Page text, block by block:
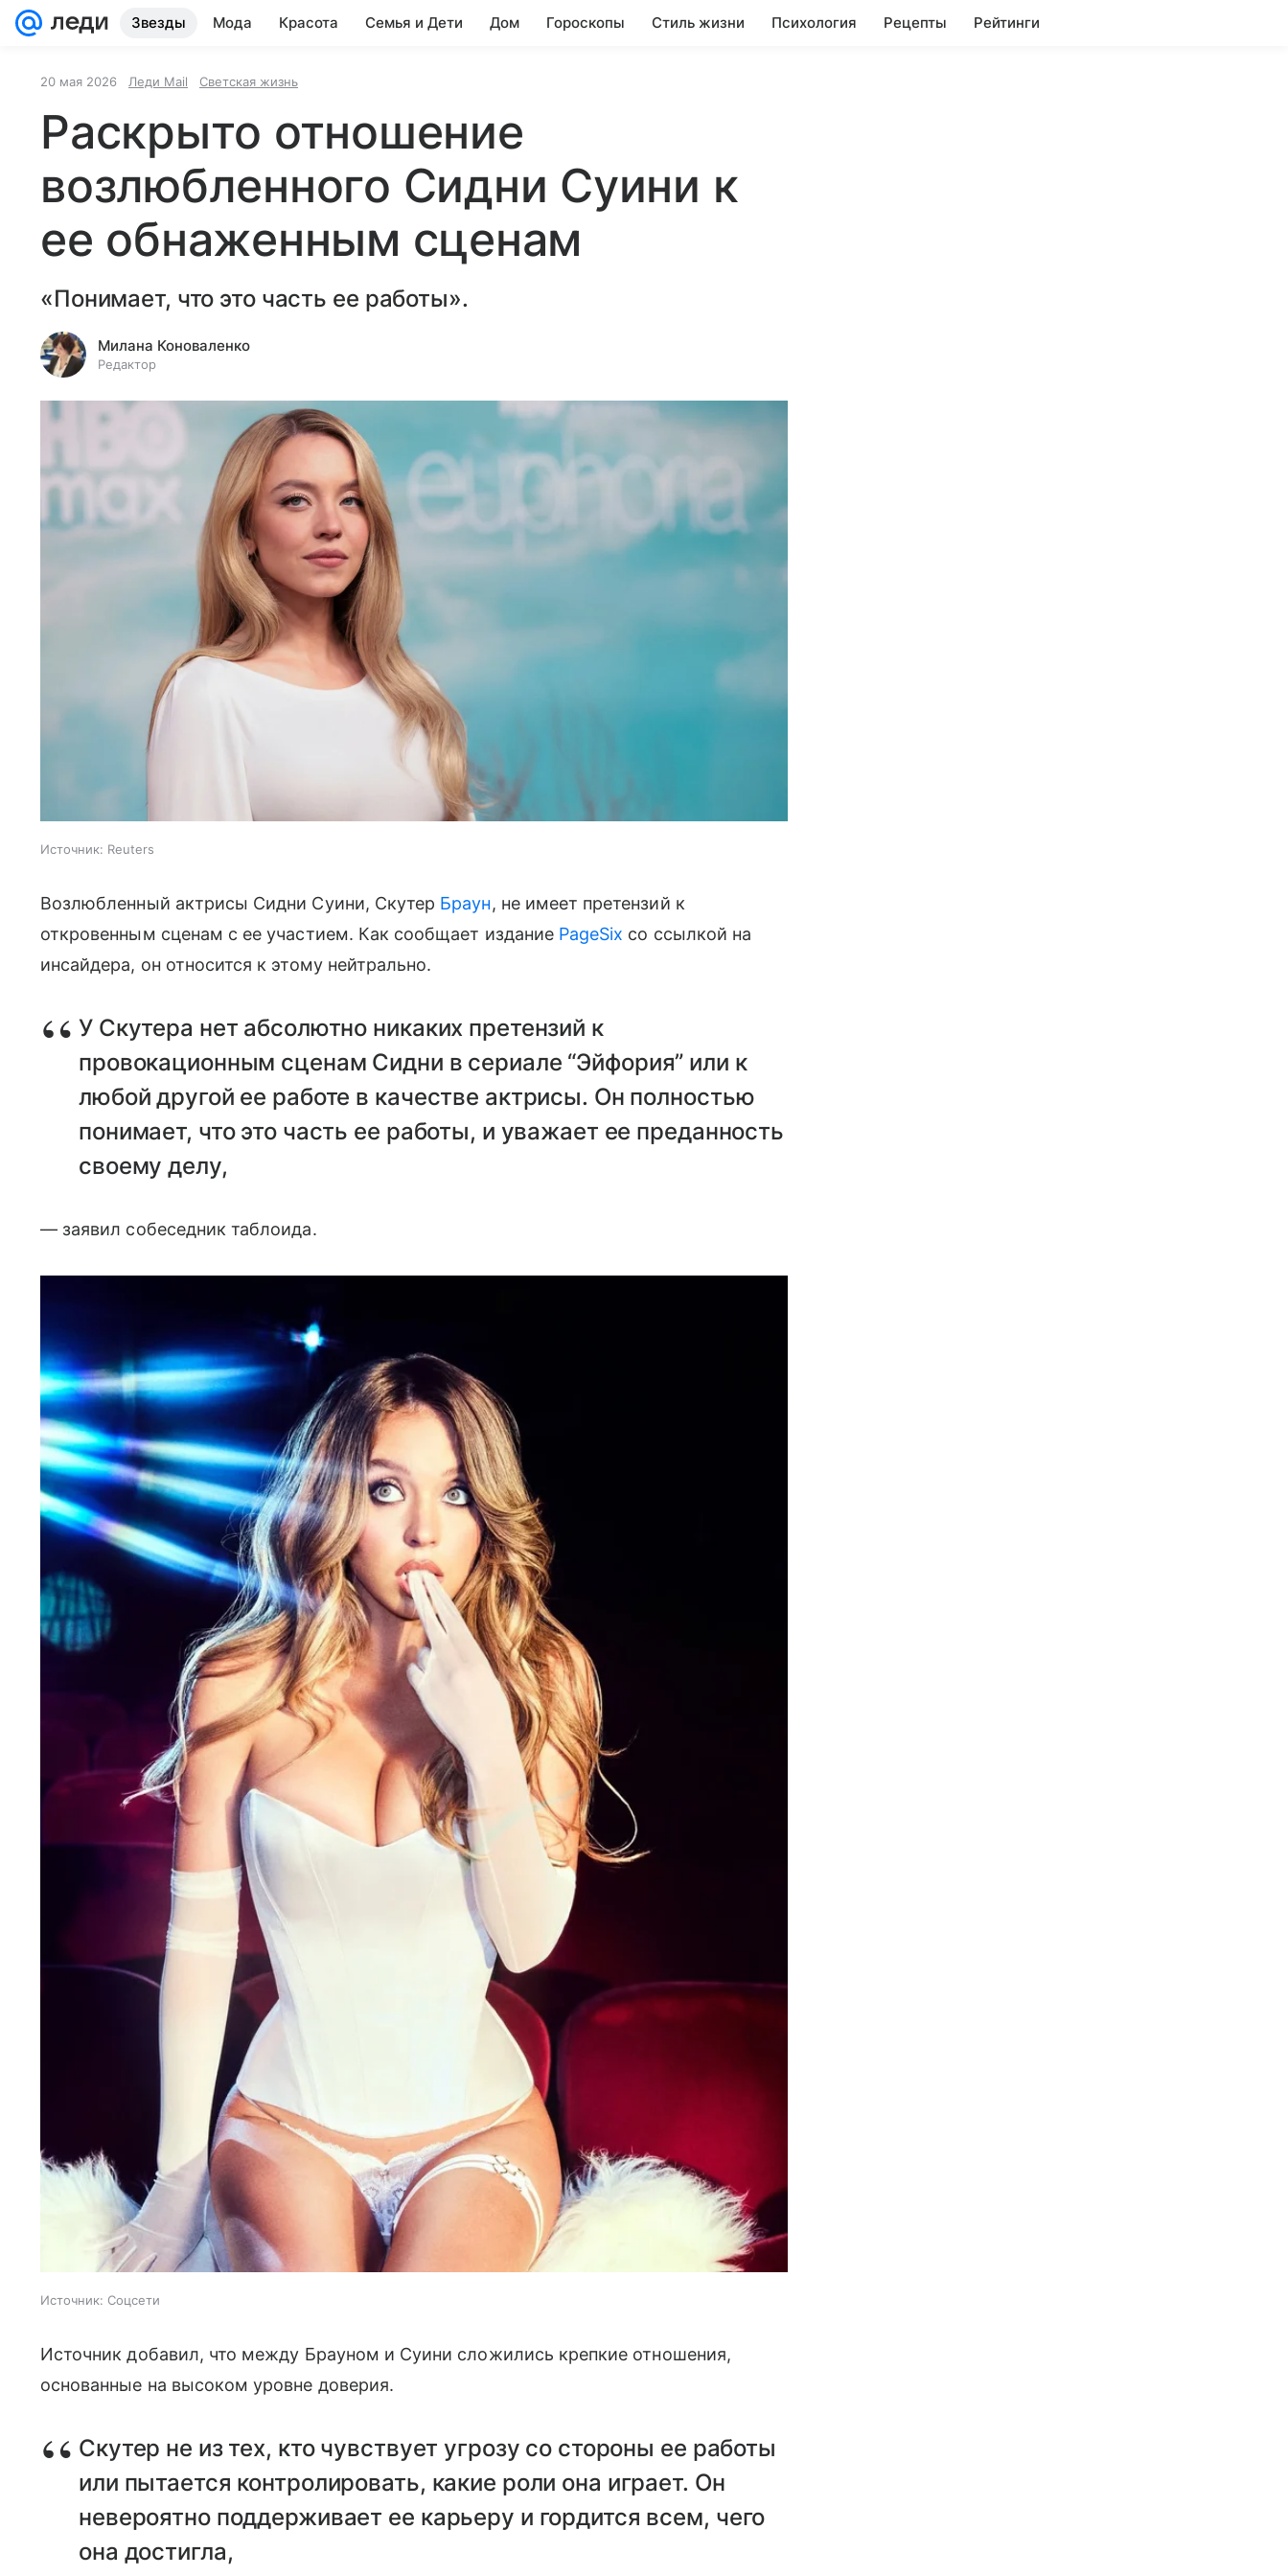
Звезды Мода Красота Семья и Дети Дом Гороскопы Стиль жизни Психология Рецепты Рейтинги
20 мая 2026 Леди Mail Светская жизнь
Раскрыто отношение
возлюбленного Сидни Суини к
ее обнаженным сценам
«Понимает, что это часть ее работы».
Милана Коноваленко
Редактор
Источник: Reuters
Возлюбленный актрисы Сидни Суини, Скутер Браун, не имеет претензий к
откровенным сценам с ее участием. Как сообщает издание PageSix со ссылкой на
инсайдера, он относится к этому нейтрально.
У Скутера нет абсолютно никаких претензий к
провокационным сценам Сидни в сериале “Эйфория” или к
любой другой ее работе в качестве актрисы. Он полностью
понимает, что это часть ее работы, и уважает ее преданность
своему делу,
— заявил собеседник таблоида.
Источник: Соцсети
Источник добавил, что между Брауном и Суини сложились крепкие отношения,
основанные на высоком уровне доверия.
Скутер не из тех, кто чувствует угрозу со стороны ее работы
или пытается контролировать, какие роли она играет. Он
невероятно поддерживает ее карьеру и гордится всем, чего
она достигла,